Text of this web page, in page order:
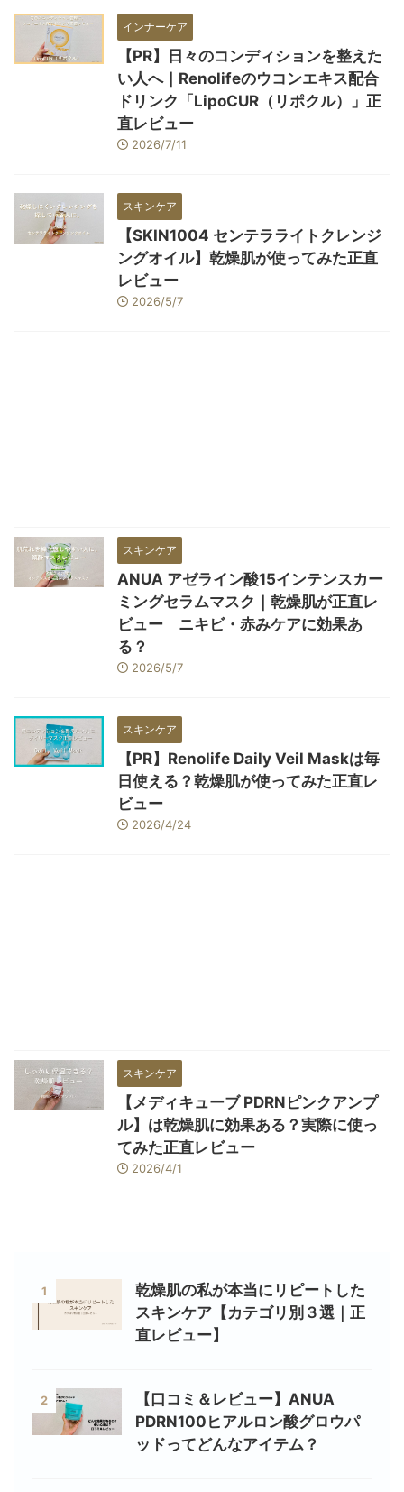
インナーケア
【PR】日々のコンディションを整えた
い人へ｜Renolifeのウコンエキス配合
ドリンク「LipoCUR（リポクル）」正
直レビュー
2026/7/11
スキンケア
【SKIN1004 センテラライトクレンジ
ングオイル】乾燥肌が使ってみた正直
レビュー
2026/5/7
スキンケア
ANUA アゼライン酸15インテンスカー
ミングセラムマスク｜乾燥肌が正直レ
ビュー ニキビ・赤みケアに効果あ
る？
2026/5/7
スキンケア
【PR】Renolife Daily Veil Maskは毎
日使える？乾燥肌が使ってみた正直レ
ビュー
2026/4/24
スキンケア
【メディキューブ PDRNピンクアンプ
ル】は乾燥肌に効果ある？実際に使っ
てみた正直レビュー
2026/4/1
1
乾燥肌の私が本当にリピートした
スキンケア【カテゴリ別３選｜正
直レビュー】
2
【口コミ＆レビュー】ANUA
PDRN100ヒアルロン酸グロウパ
ッドってどんなアイテム？